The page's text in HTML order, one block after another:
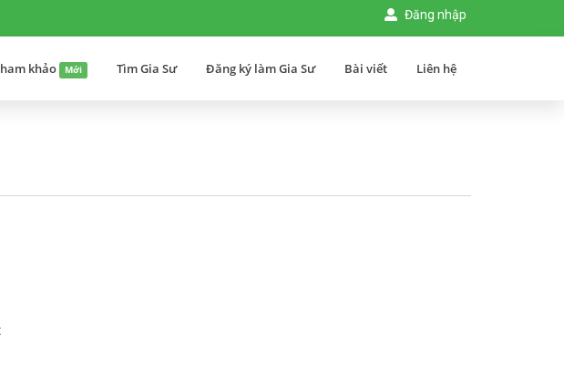
Đăng nhập
khảo Mới Tìm Gia Sư Đăng ký làm Gia Sư Bài viết Liên hệ